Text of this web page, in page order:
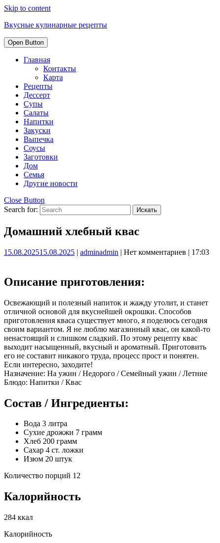
Skip to content
Вкусные кулинарные рецепты
Open Button
Главная
Контакты
Карта
Рецепты
Дессерт
Супы
Салаты
Напитки
Закуски
Выпечка
Соусы
Заготовки
Дом
Семья
Другие новости
Close Button
Search for:
Домашний хлебный квас
15.08.202515.08.2025 | adminadmin | Нет комментариев | 17:03
Описание приготовления:
Освежающий и полезный напиток и жажду утолит, и станет
отличной основой для вкуснейшей окрошки. Способов
приготовления кваса существует много, я поделюсь сегодня
своим вариантом. Я не люблю магазинный квас, он какой-то
ненастоящий и слишком сладкий. По этому рецепту квас
выходит насыщенный, вкусный и ароматный. Приготовить
его не составит никакого труда, процесс прост и понятен.
Если интересно, заходите!
Назначение: На ужин / Недорого / Семейный ужин / Летние
Блюдо: Напитки / Квас
Состав / Ингредиенты:
Вода 3 литра
Сухие дрожжи 7 грамм
Хлеб 200 грамм
Сахар 4 ст. ложки
Изюм 20 штук
Количество порций 12
Калорийность
284 ккал
Калорийность